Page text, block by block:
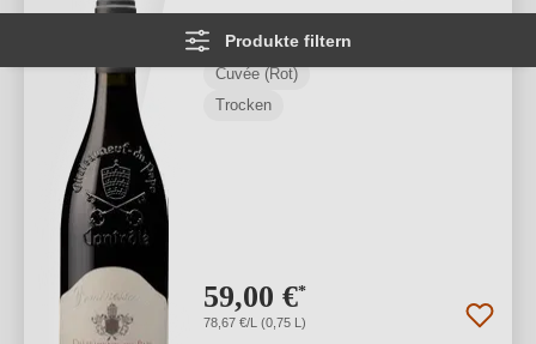
Produkte filtern
Châteauneuf du Pape AOP
Cuvée (Rot)
Trocken
59,00 €*
78,67 €/L (0,75 L)